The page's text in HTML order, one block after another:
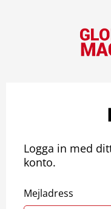
Logga in med
konto.
Mejladress